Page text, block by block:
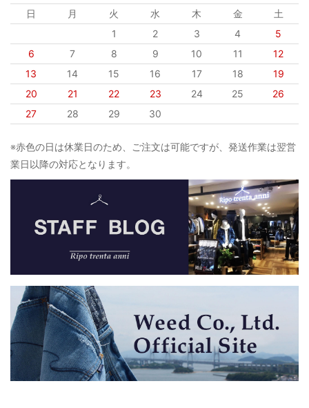
日 月 火 水 木 金
土
1
2 3 4
5
6
7 8 9 10 11
12
13
14 15 16 17 18
19
20
21 22 23 24 25
26
27
28 29 30
※赤色の日は休業日のため、ご注文は可能ですが、発送作業は翌営
業日以降の対応となります。